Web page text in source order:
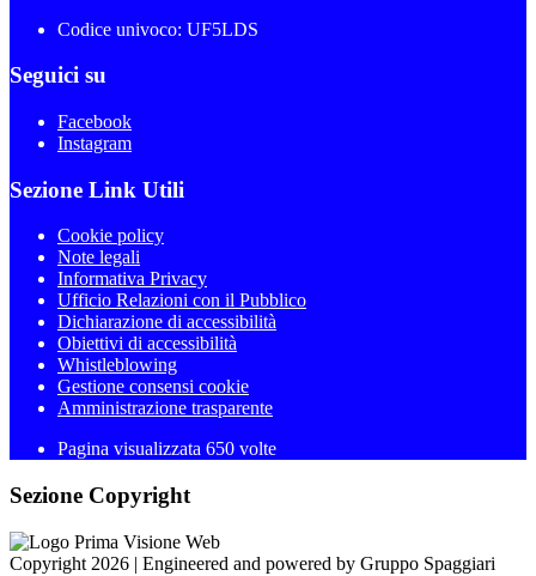
Codice univoco: UF5LDS
Seguici su
Facebook
Instagram
Sezione Link Utili
Cookie policy
Note legali
Informativa Privacy
Ufficio Relazioni con il Pubblico
Dichiarazione di accessibilità
Obiettivi di accessibilità
Whistleblowing
Gestione consensi cookie
Amministrazione trasparente
Pagina visualizzata 650 volte
Sezione Copyright
Copyright 2026 | Engineered and powered by Gruppo Spaggiari